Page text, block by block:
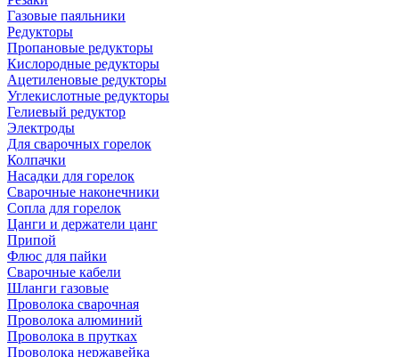
Газовые паяльники
Редукторы
Пропановые редукторы
Кислородные редукторы
Ацетиленовые редукторы
Углекислотные редукторы
Гелиевый редуктор
Электроды
Для сварочных горелок
Колпачки
Насадки для горелок
Сварочные наконечники
Сопла для горелок
Цанги и держатели цанг
Припой
Флюс для пайки
Сварочные кабели
Шланги газовые
Проволока сварочная
Проволока алюминий
Проволока в прутках
Проволока нержавейка